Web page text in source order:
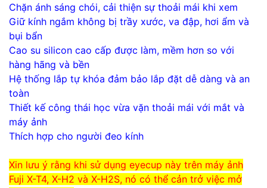
Chặn ánh sáng chói, cải thiện sự thoải mái khi xem
Giữ kính ngắm không bị trầy xước, va đập, hơi ẩm và
bụi bẩn
Cao su silicon cao cấp được làm, mềm hơn so với
hàng hãng và bền
Hệ thống lắp tự khóa đảm bảo lắp đặt dễ dàng và an
toàn
Thiết kế công thái học vừa vặn thoải mái với mắt và
máy ảnh
Thích hợp cho người đeo kính
Xin lưu ý rằng khi sử dụng eyecup này trên máy ảnh
Fuji X-T4, X-H2 và X-H2S, nó có thể cản trở việc mở